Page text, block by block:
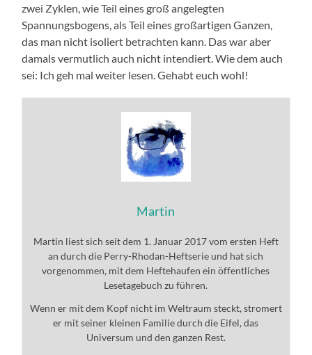
zwei Zyklen, wie Teil eines groß angelegten
Spannungsbogens, als Teil eines großartigen Ganzen,
das man nicht isoliert betrachten kann. Das war aber
damals vermutlich auch nicht intendiert. Wie dem auch
sei: Ich geh mal weiter lesen. Gehabt euch wohl!
Martin
Martin liest sich seit dem 1. Januar 2017 vom ersten Heft
an durch die Perry-Rhodan-Heftserie und hat sich
vorgenommen, mit dem Heftehaufen ein öffentliches
Lesetagebuch zu führen.
Wenn er mit dem Kopf nicht im Weltraum steckt, stromert
er mit seiner kleinen Familie durch die Eifel, das
Universum und den ganzen Rest.